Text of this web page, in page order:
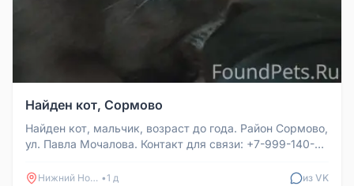
Найден кот, Сормово
Найден кот, мальчик, возраст до года. Район Сормово,
ул. Павла Мочалова. Контакт для связи: +7-999-140-
Нижний Новгород •1 д из VK